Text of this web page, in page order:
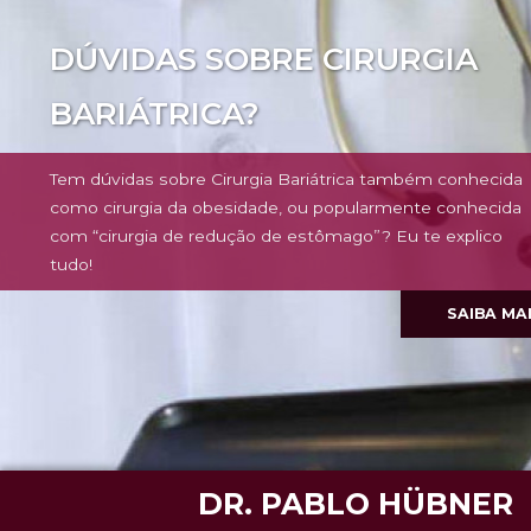
DÚVIDAS SOBRE CIRURGIA
BARIÁTRICA?
Tem dúvidas sobre Cirurgia Bariátrica também conhecida
como cirurgia da obesidade, ou popularmente conhecida
com “cirurgia de redução de estômago”? Eu te explico
tudo!
SAIBA
DR. PABLO HÜBNER